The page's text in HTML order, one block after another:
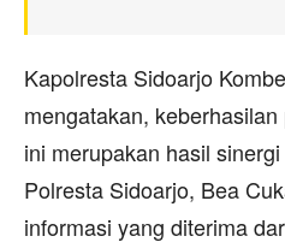
Kapolresta Sidoarjo
mengatakan,
ini merupakan hasil
Polresta Sidoarjo, Bea
informasi yang diterima